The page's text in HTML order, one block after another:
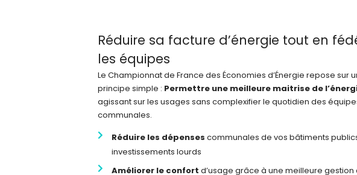
Réduire sa facture d’énergie tout en
les équipes
Le Championnat de France des Économies d’Énergie repose sur
principe simple : Permettre une meilleure maitrise de
agissant sur les usages sans complexifier le quotidien des
communales.
Réduire les dépenses communales de vos bâtiments
investissements lourds
Améliorer le confort d’usage grâce à une meilleure gestion